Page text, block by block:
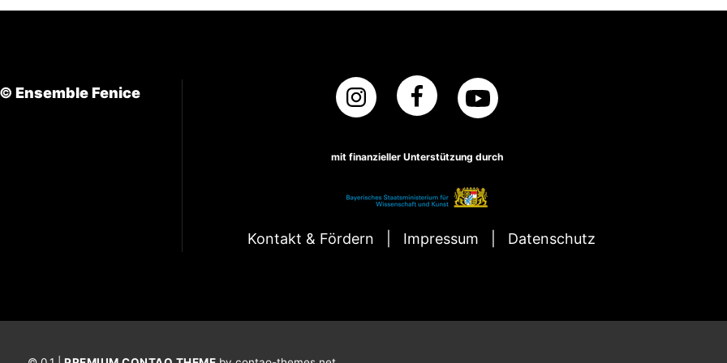
Ensemble Fenice
mit finanzieller Unterstützung durch
Kontakt & Fördern Impressum Datenschutz